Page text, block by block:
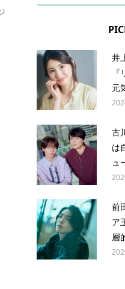
井
元
古
は
ュ
前
ア
層